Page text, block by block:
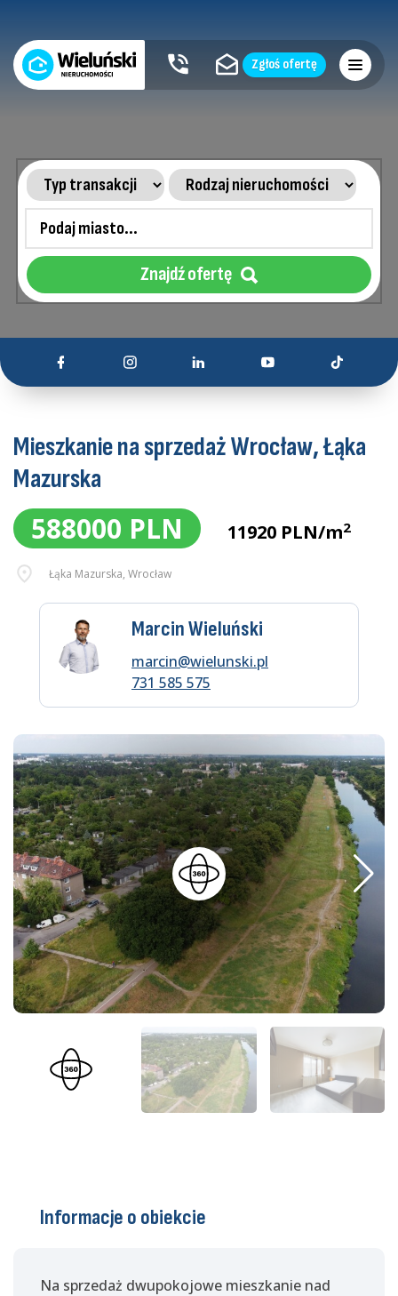
Zgłoś ofertę
Znajdź ofertę
Mieszkanie na sprzedaż Wrocław, Łąka
Mazurska
588000 PLN 11920 PLN/m2
Łąka Mazurska, Wrocław
Marcin Wieluński
marcin@wielunski.pl
731 585 575
Informacje o obiekcie
Na sprzedaż dwupokojowe mieszkanie nad